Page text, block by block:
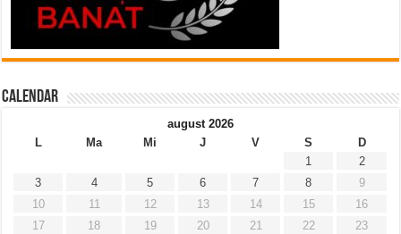
Calendar
august 2026
L
Ma Mi J V S
D
1
2
3
4 5 6 7 8
9
10
11 12 13 14 15
16
17
18 19 20 21 22
23